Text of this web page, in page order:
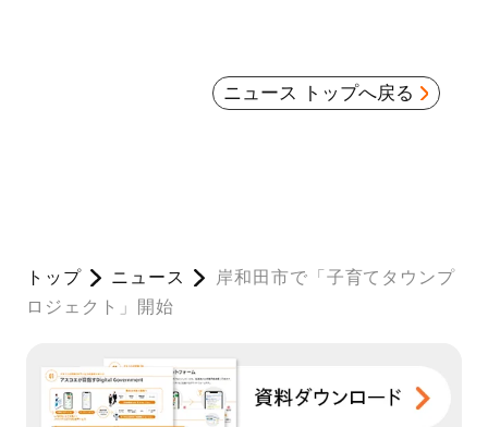
ニュース トップへ戻る
トップ ニュース
岸和田市で「子育てタウンプ
ロジェクト」開始